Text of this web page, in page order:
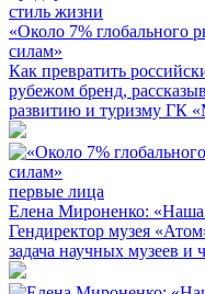
стиль жизни
«Около 7% глобального
силам»
Как превратить
рубежом бренд,
развитию и туризму ГК
первые лица
Елена Мироненко: «Наша
Гендиректор музея
задача научных музеев и